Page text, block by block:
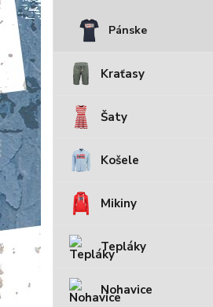
Pánske
Kraťasy
Šaty
Košele
Mikiny
Tepláky
Nohavice